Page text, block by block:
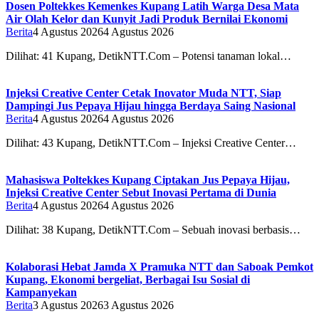
Dosen Poltekkes Kemenkes Kupang Latih Warga Desa Mata
Air Olah Kelor dan Kunyit Jadi Produk Bernilai Ekonomi
Berita4 Agustus 20264 Agustus 2026
Dilihat: 41 Kupang, DetikNTT.Com – Potensi tanaman lokal…
Injeksi Creative Center Cetak Inovator Muda NTT, Siap
Dampingi Jus Pepaya Hijau hingga Berdaya Saing Nasional
Berita4 Agustus 20264 Agustus 2026
Dilihat: 43 Kupang, DetikNTT.Com – Injeksi Creative Center…
Mahasiswa Poltekkes Kupang Ciptakan Jus Pepaya Hijau,
Injeksi Creative Center Sebut Inovasi Pertama di Dunia
Berita4 Agustus 20264 Agustus 2026
Dilihat: 38 Kupang, DetikNTT.Com – Sebuah inovasi berbasis…
Kolaborasi Hebat Jamda X Pramuka NTT dan Saboak Pemkot
Kupang, Ekonomi bergeliat, Berbagai Isu Sosial di
Kampanyekan
Berita3 Agustus 20263 Agustus 2026